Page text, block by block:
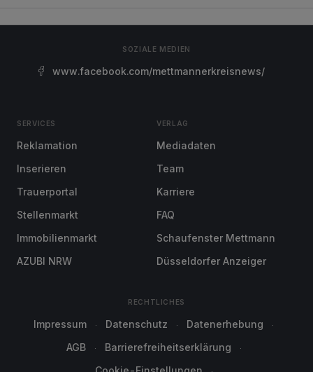
SOZIALE MEDIEN
www.facebook.com/mettmannerkreisnews/
SERVICES
Reklamation
Inserieren
Trauerportal
Stellenmarkt
Immobilienmarkt
AZUBI NRW
VERLAG
Mediadaten
Team
Karriere
FAQ
Schaufenster Mettmann
Düsseldorfer Anzeiger
RECHTLICHES
Impressum Datenschutz
Datenerhebung
AGB
Barrierefreiheitserklärung